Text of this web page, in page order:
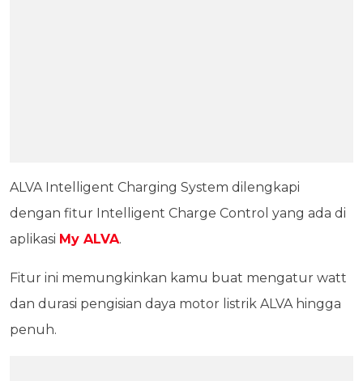
ALVA Intelligent Charging System dilengkapi
dengan fitur Intelligent Charge Control yang ada di
aplikasi My ALVA.
Fitur ini memungkinkan kamu buat mengatur watt
dan durasi pengisian daya motor listrik ALVA hingga
penuh.